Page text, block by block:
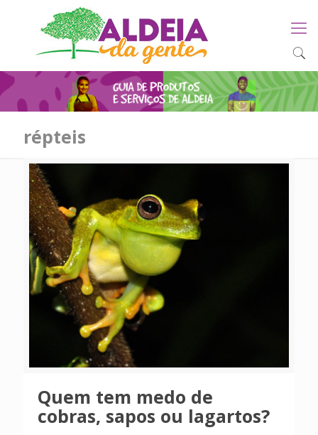
répteis
Quem tem medo de
cobras, sapos ou lagartos?